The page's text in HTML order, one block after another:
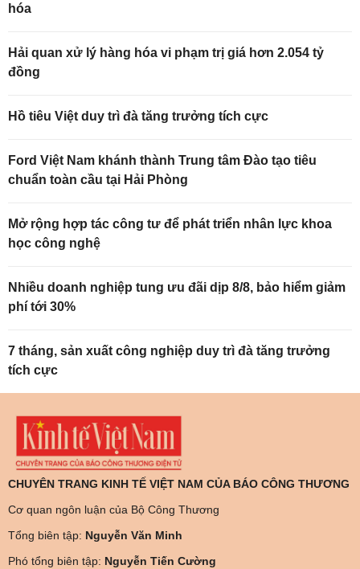
hóa
Hải quan xử lý hàng hóa vi phạm trị giá hơn 2.054 tỷ
đồng
Hồ tiêu Việt duy trì đà tăng trưởng tích cực
Ford Việt Nam khánh thành Trung tâm Đào tạo tiêu
chuẩn toàn cầu tại Hải Phòng
Mở rộng hợp tác công tư để phát triển nhân lực khoa
học công nghệ
Nhiều doanh nghiệp tung ưu đãi dịp 8/8, bảo hiểm giảm
phí tới 30%
7 tháng, sản xuất công nghiệp duy trì đà tăng trưởng
tích cực
CHUYÊN TRANG KINH TẾ VIỆT NAM CỦA BÁO CÔNG THƯƠNG
Cơ quan ngôn luận của Bộ Công Thương
Tổng biên tập: Nguyễn Văn Minh
Phó tổng biên tập: Nguyễn Tiến Cường